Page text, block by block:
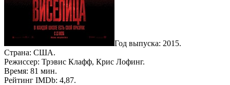
Год выпуска: 2015.
Страна: США.
Режиссер: Трэвис Клафф, Крис Лофинг.
Время: 81 мин.
Рейтинг IMDb: 4,87.